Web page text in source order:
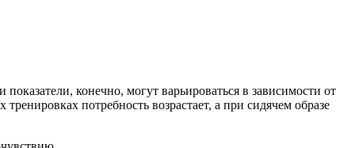
конечно, могут варьироваться в зависимости от
потребность возрастает, а при сидячем образе